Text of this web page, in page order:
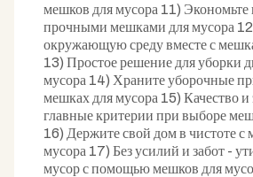
мешков для мусора 11) Экономьте
прочными мешками для мусора
окружающую среду вместе с
13) Простое решение для уборки
мусора 14) Храните уборочные
мешках для мусора 15) Качество и
главные критерии при выборе
16) Держите свой дом в чистоте с
мусора 17) Без усилий и забот -
мусор с помощью мешков для